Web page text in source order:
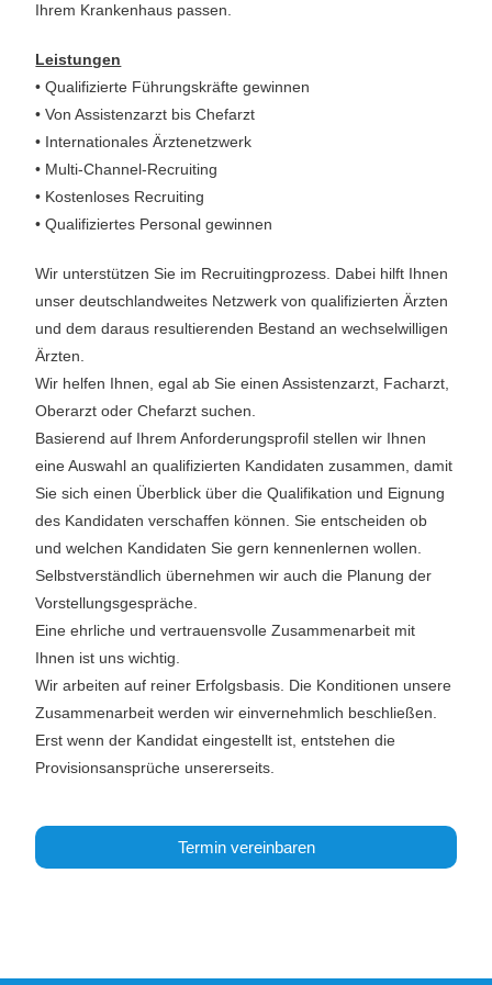
Ihrem Krankenhaus passen.
Leistungen
• Qualifizierte Führungskräfte gewinnen
• Von Assistenzarzt bis Chefarzt
• Internationales Ärztenetzwerk
• Multi-Channel-Recruiting
• Kostenloses Recruiting
• Qualifiziertes Personal gewinnen
Wir unterstützen Sie im Recruitingprozess. Dabei hilft Ihnen
unser deutschlandweites Netzwerk von qualifizierten Ärzten
und dem daraus resultierenden Bestand an wechselwilligen
Ärzten.
Wir helfen Ihnen, egal ab Sie einen Assistenzarzt, Facharzt,
Oberarzt oder Chefarzt suchen.
Basierend auf Ihrem Anforderungsprofil stellen wir Ihnen
eine Auswahl an qualifizierten Kandidaten zusammen, damit
Sie sich einen Überblick über die Qualifikation und Eignung
des Kandidaten verschaffen können. Sie entscheiden ob
und welchen Kandidaten Sie gern kennenlernen wollen.
Selbstverständlich übernehmen wir auch die Planung der
Vorstellungsgespräche.
Eine ehrliche und vertrauensvolle Zusammenarbeit mit
Ihnen ist uns wichtig.
Wir arbeiten auf reiner Erfolgsbasis. Die Konditionen unsere
Zusammenarbeit werden wir einvernehmlich beschließen.
Erst wenn der Kandidat eingestellt ist, entstehen die
Provisionsansprüche unsererseits.
Termin vereinbaren